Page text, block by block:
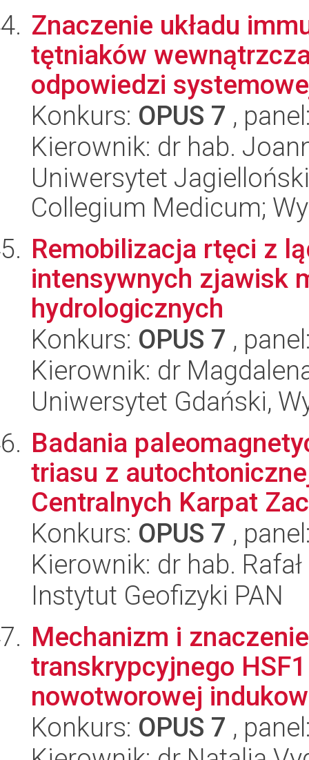
Znaczenie układu
tętniaków
odpowiedzi
Konkurs: OPUS 7 ,
Kierownik: dr hab.
Uniwersytet
Collegium Medicum;
Remobilizacja rtęci z
intensywnych zjawisk
hydrologicznych
Konkurs: OPUS 7 ,
Kierownik: dr
Uniwersytet Gdański,
Badania
triasu z
Centralnych Karpat
Konkurs: OPUS 7 ,
Kierownik: dr hab.
Instytut Geofizyki PAN
Mechanizm i
transkrypcyjnego
nowotworowej
Konkurs: OPUS 7 ,